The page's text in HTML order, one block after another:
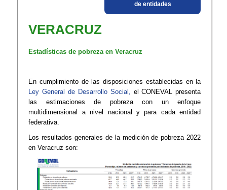
de entidades​
VERACRUZ
Estadísticas de pobreza en Veracruz
En cumplimiento de las disposiciones establecidas en la
Ley General de Desarrollo Social, el CONEVAL presenta
las estimaciones de pobreza con un enfoque
multidimensional a nivel nacional y para cada entidad
federativa.​
Los resultados generales de la medición de pobreza 2022
en Veracruz son: